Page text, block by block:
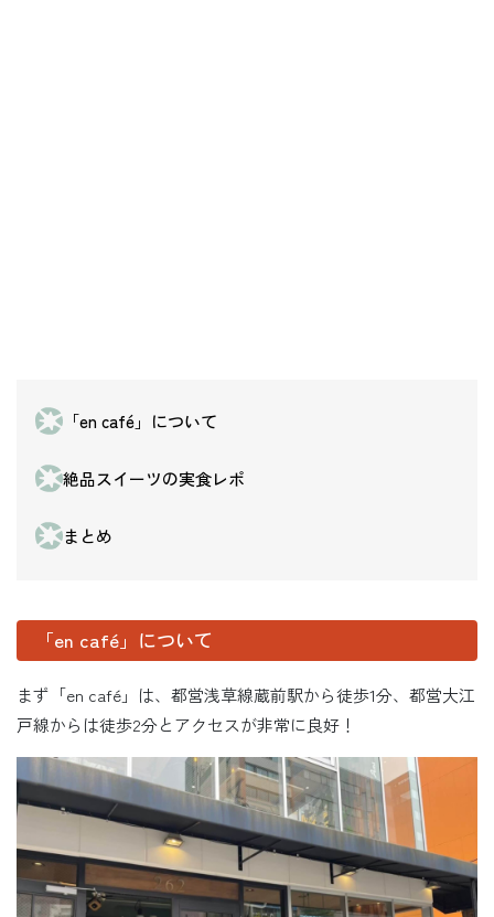
「en café」について
絶品スイーツの実食レポ
まとめ
「en café」について
まず「en café」は、都営浅草線蔵前駅から徒歩1分、都営大江
戸線からは徒歩2分とアクセスが非常に良好！